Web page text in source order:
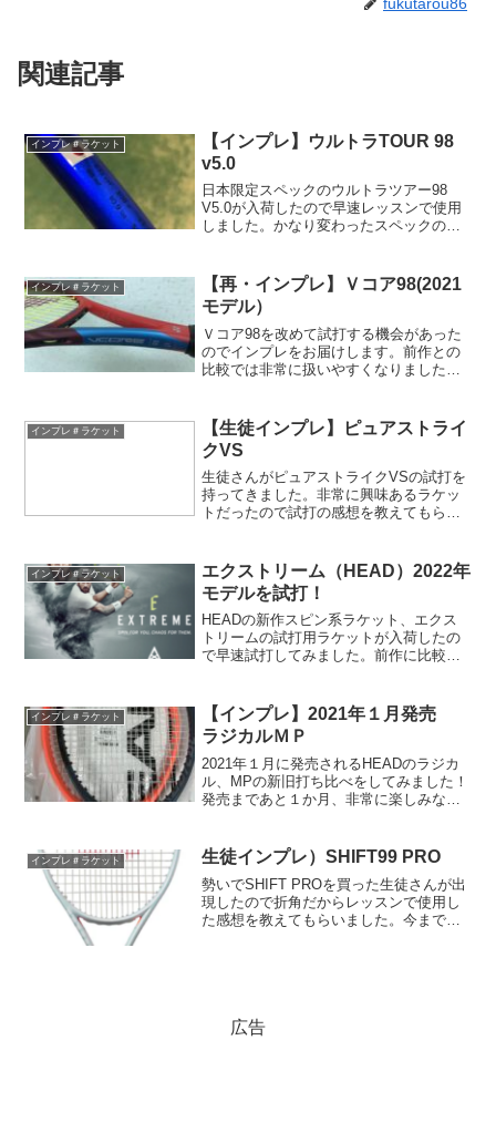
関連記事
インプレ＃ラケット
【インプレ】ウルトラTOUR 98
v5.0
日本限定スペックのウルトラツアー98
V5.0が入荷したので早速レッスンで使用
しました。かなり変わったスペックの今
ラケットを振りまわせるストロークがし
てみたいｗ
インプレ＃ラケット
【再・インプレ】Ｖコア98(2021
モデル）
Ｖコア98を改めて試打する機会があった
のでインプレをお届けします。前作との
比較では非常に扱いやすくなりました
シスト感に物足りなさを感じます。やは
りハードヒットしていくタイプの人にお
勧めのラケットということでしょうか。
インプレ＃ラケット
【生徒インプレ】ピュアストライ
クVS
生徒さんがピュアストライクVSの試打を
持ってきました。非常に興味あるラケッ
トだったので試打の感想を教えてもらう
インプレ＃ラケット
エクストリーム（HEAD）2022年
モデルを試打！
HEADの新作スピン系ラケット、エクス
トリームの試打用ラケットが入荷したの
で早速試打してみました。前作に比較し
インプレ＃ラケット
【インプレ】2021年１月発売
ラジカルＭＰ
2021年１月に発売されるHEADのラジカ
ル、MPの新旧打ち比べをしてみました！
発売まであと１か月、非常に楽しみな名
インプレ＃ラケット 生徒インプレ）SHIFT99 PRO
勢いでSHIFT PROを買った生徒さんが出
現したので折角だからレッスンで使用し
た感想を教えてもらいました。今までガ
広告